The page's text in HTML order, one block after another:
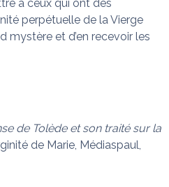
à ceux qui ont des
perpétuelle de la Vierge
mystère et d’en recevoir les
de Tolède et son traité sur la
de Marie, Médiaspaul,